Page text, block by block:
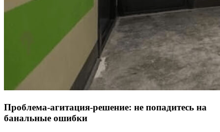
Проблема-агитация-решение: не попадитесь на
банальные ошибки